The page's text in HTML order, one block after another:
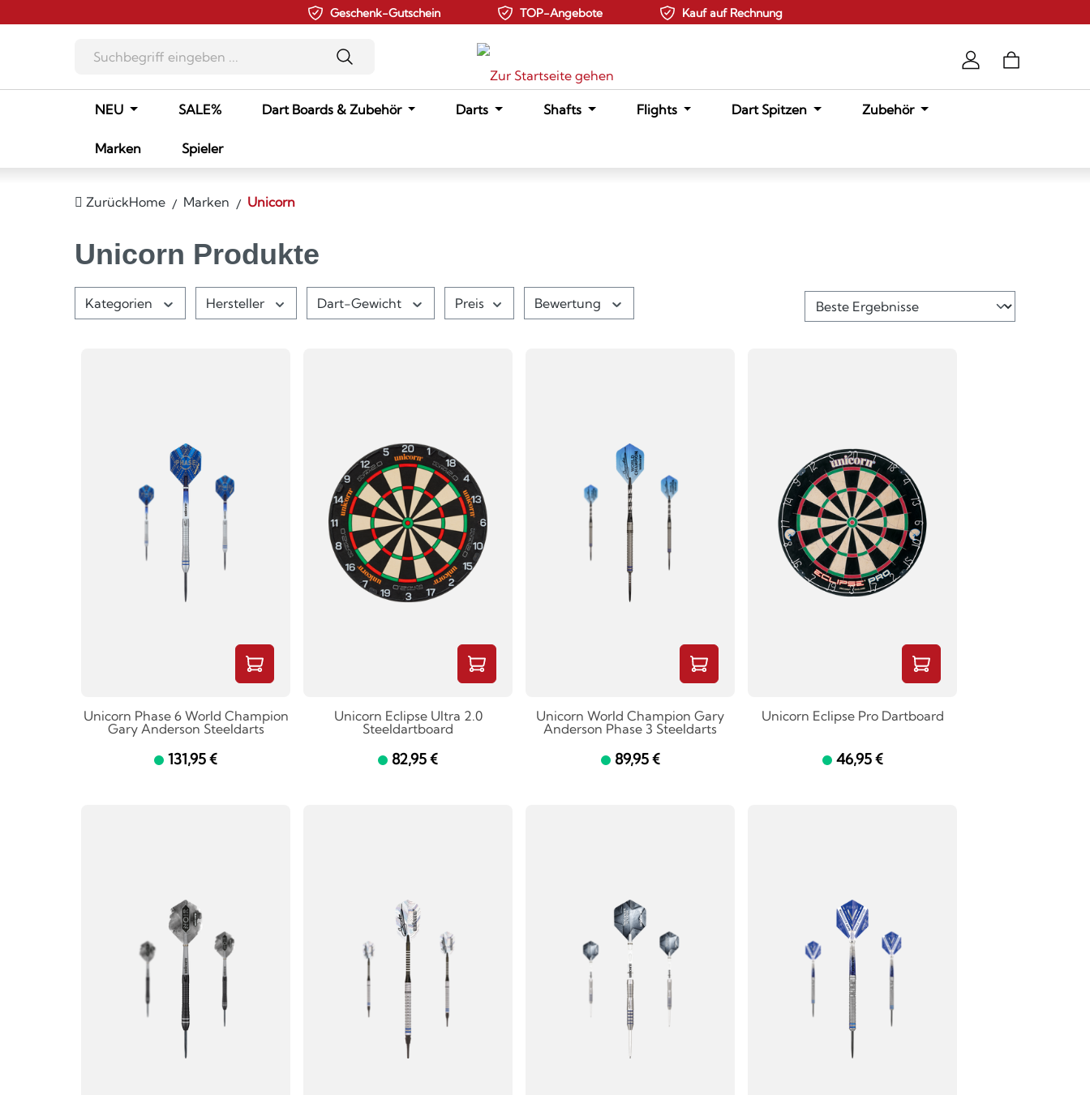
Geschenk-Gutschein TOP-Angebote Kauf auf Rechnung
NEU SALE% Dart Boards & Zubehör Darts Shafts Flights Dart Spitzen Zubehör
Marken Spieler
ZurückHome Marken Unicorn
Unicorn Produkte
Kategorien Hersteller Dart-Gewicht Preis Bewertung
Unicorn Phase 6 World Champion
Gary Anderson Steeldarts
131,95 €
Unicorn Eclipse Ultra 2.0
Steeldartboard
82,95 €
Unicorn World Champion Gary
Anderson Phase 3 Steeldarts
89,95 €
Unicorn Eclipse Pro Dartboard
46,95 €